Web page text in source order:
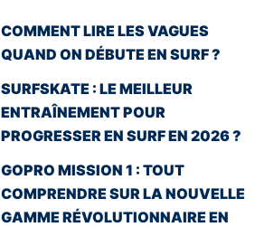
COMMENT LIRE LES VAGUES
QUAND ON DÉBUTE EN SURF ?
SURFSKATE : LE MEILLEUR
ENTRAÎNEMENT POUR
PROGRESSER EN SURF EN 2026 ?
GOPRO MISSION 1 : TOUT
COMPRENDRE SUR LA NOUVELLE
GAMME RÉVOLUTIONNAIRE EN